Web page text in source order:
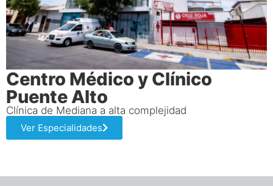
Centro Médico y Clínico
Puente Alto
Clínica de Mediana a alta complejidad
Ver Especialidades